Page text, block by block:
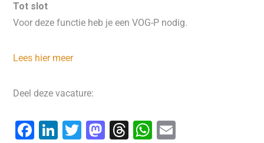
Tot slot
Voor deze functie heb je een VOG-P nodig.
Lees hier meer
Deel deze vacature:
F
Li T
M T
W